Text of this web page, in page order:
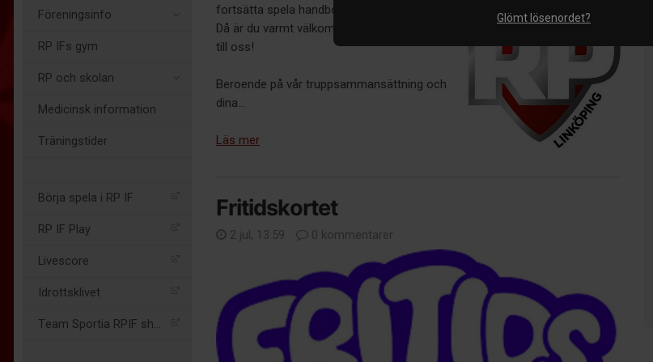
Glömt lösenordet?
Föreningsinfo
RP IFs gym
RP och skolan
Medicinsk information
Träningstider
Börja spela i RP IF
RP IF Play
Livescore
Idrottsklivet
Team Sportia RPIF shopen
fortsätta spela handboll?
Då är du varmt välkommen att höra av dig
till oss!
Beroende på vår truppsammansättning och
dina...
Läs mer
Fritidskortet
2 jul, 13:59 0 kommentarer